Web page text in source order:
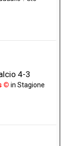
4-3
© in Stagione